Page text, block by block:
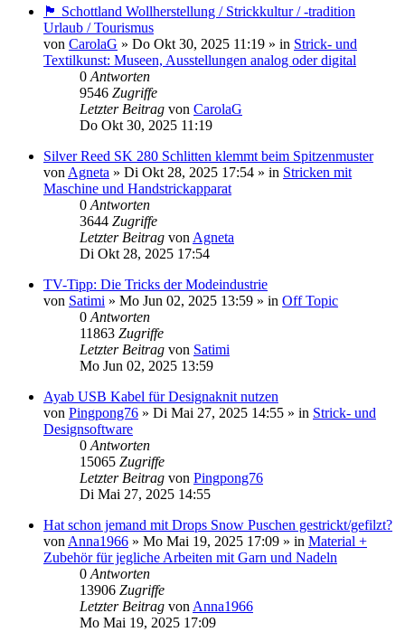
🏴󠁧󠁢󠁳󠁣󠁴󠁿 Schottland Wollherstellung / Strickkultur / -tradition
Urlaub / Tourismus
von CarolaG » Do Okt 30, 2025 11:19 » in Strick- und
Textilkunst: Museen, Ausstellungen analog oder digital
0 Antworten
9546 Zugriffe
Letzter Beitrag von CarolaG
Do Okt 30, 2025 11:19
Silver Reed SK 280 Schlitten klemmt beim Spitzenmuster
von Agneta » Di Okt 28, 2025 17:54 » in Stricken mit
Maschine und Handstrickapparat
0 Antworten
3644 Zugriffe
Letzter Beitrag von Agneta
Di Okt 28, 2025 17:54
TV-Tipp: Die Tricks der Modeindustrie
von Satimi » Mo Jun 02, 2025 13:59 » in Off Topic
0 Antworten
11863 Zugriffe
Letzter Beitrag von Satimi
Mo Jun 02, 2025 13:59
Ayab USB Kabel für Designaknit nutzen
von Pingpong76 » Di Mai 27, 2025 14:55 » in Strick- und
Designsoftware
0 Antworten
15065 Zugriffe
Letzter Beitrag von Pingpong76
Di Mai 27, 2025 14:55
Hat schon jemand mit Drops Snow Puschen gestrickt/gefilzt?
von Anna1966 » Mo Mai 19, 2025 17:09 » in Material +
Zubehör für jegliche Arbeiten mit Garn und Nadeln
0 Antworten
13906 Zugriffe
Letzter Beitrag von Anna1966
Mo Mai 19, 2025 17:09